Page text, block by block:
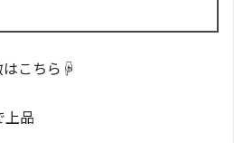
はこちら☟
上品